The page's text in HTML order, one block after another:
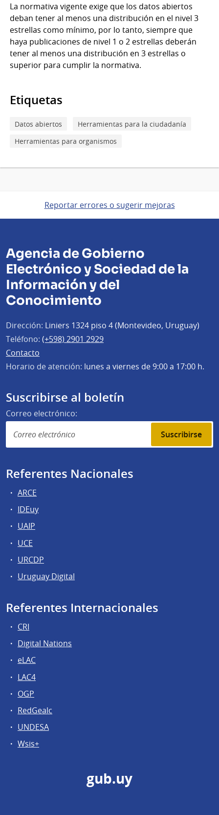
La normativa vigente exige que los datos abiertos
deban tener al menos una distribución en el nivel 3
estrellas como mínimo, por lo tanto, siempre que
haya publicaciones de nivel 1 o 2 estrellas deberán
tener al menos una distribución en 3 estrellas o
superior para cumplir la normativa.
Etiquetas
Datos abiertos
Herramientas para la ciudadanía
Herramientas para organismos
Reportar errores o sugerir mejoras
Agencia de Gobierno
Electrónico y Sociedad de la
Información y del
Conocimiento
Dirección: Liniers 1324 piso 4 (Montevideo, Uruguay)
Teléfono: (+598) 2901 2929
Contacto
Horario de atención: lunes a viernes de 9:00 a 17:00 h.
Suscribirse al boletín
Correo electrónico:
Suscribirse
Referentes Nacionales
ARCE
IDEuy
UAIP
UCE
URCDP
Uruguay Digital
Referentes Internacionales
CRI
Digital Nations
eLAC
LAC4
OGP
RedGealc
UNDESA
Wsis+
gub.uy